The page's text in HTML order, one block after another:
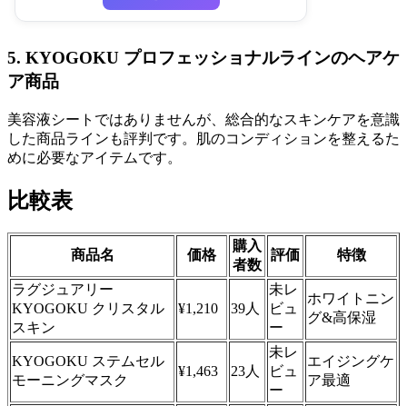
5. KYOGOKU プロフェッショナルラインのヘアケ
ア商品
美容液シートではありませんが、総合的なスキンケアを意識
した商品ラインも評判です。肌のコンディションを整えるた
めに必要なアイテムです。
比較表
商品名 価格
購入
者数
評価 特徴
ラグジュアリー
KYOGOKU クリスタル
スキン
¥1,210 39人
未レ
ビュ
ー
ホワイトニン
グ&高保湿
KYOGOKU ステムセル
モーニングマスク
¥1,463 23人
未レ
ビュ
ー
エイジングケ
ア最適